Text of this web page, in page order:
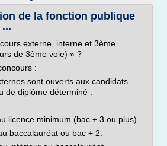
de la fonction publique
externe, interne et 3ème
de 3ème voie) » ?
:
sont ouverts aux candidats
de diplôme déterminé :
licence minimum (bac + 3 ou plus).
baccalauréat ou bac + 2.